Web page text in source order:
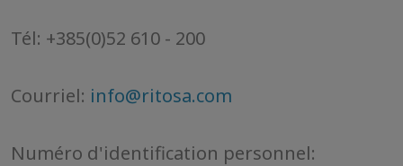
Tél: +385(0)52 610 - 200
Courriel: info@ritosa.com
Numéro d'identification personnel: